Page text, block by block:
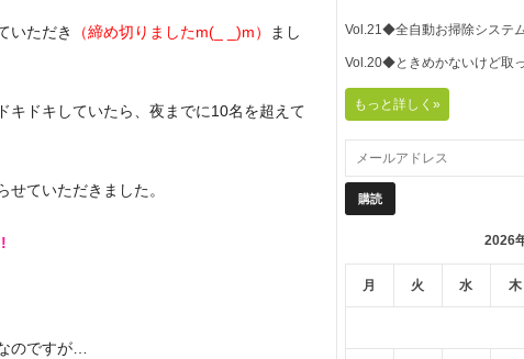
いただき （締め切りましたm(_ _)m）
まし
キドキしていたら、夜までに10名を超えて
ていただきました。
のですが…
Vol.21◆全自動お掃除システ
Vol.20◆ときめかないけど取
もっと詳しく»
2026
月 火 水 木